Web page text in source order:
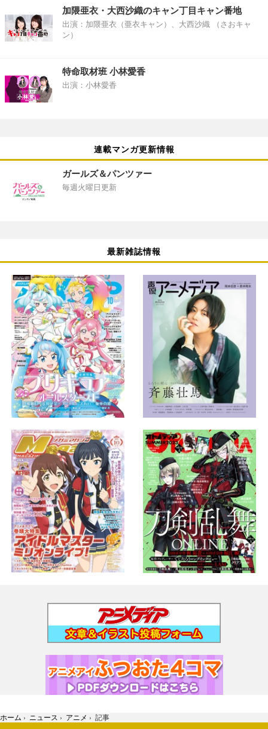
加隈亜衣・大西沙織のキャン丁目キャン番地
出演：加隈亜衣（亜衣キャン）、大西沙織 （さおキャ
ン）
特命取材班 小林愛香
出演：小林愛香
連載マンガ更新情報
ガールズ＆パンツァー
毎週火曜日更新
最新雑誌情報
ホーム › ニュース › アニメ › 記事